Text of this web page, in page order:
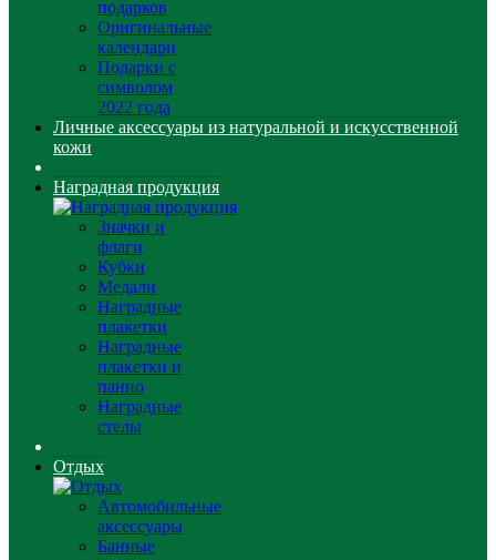
подарков
Оригинальные
календари
Подарки с
символом
2022 года
Личные аксессуары из натуральной и искусственной
кожи
Наградная продукция
Значки и
флаги
Кубки
Медали
Наградные
плакетки
Наградные
плакетки и
панно
Наградные
стелы
Отдых
Автомобильные
аксессуары
Банные